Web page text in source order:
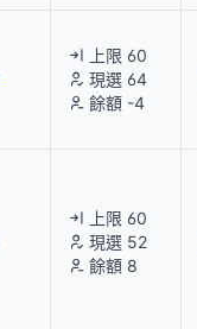
上限 60
現選 64
餘額 -4
上限 60
現選 52
餘額 8